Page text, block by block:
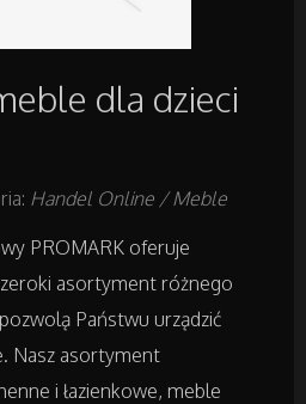
Hydraulik
Budowlane
Działki
i Okna
Działki
dla dzieci
Handel Online / Meble
PROMARK oferuje
asortyment różnego
Państwu urządzić
Nasz asortyment
i łazienkowe, meble